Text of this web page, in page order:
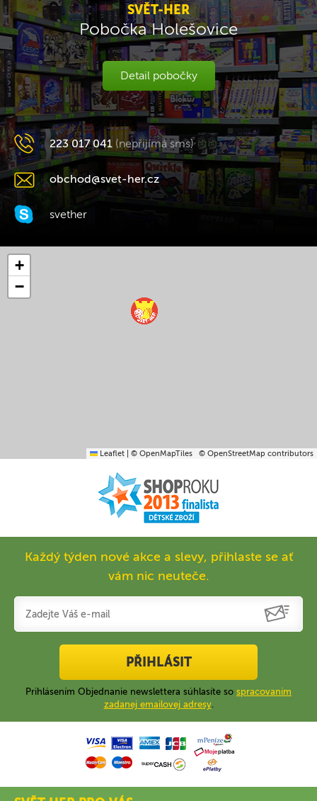
SVĚT-HER
Pobočka Holešovice
Detail pobočky
223 017 041 (nepřijímá sms)
obchod@svet-her.cz
svether
+
−
Leaflet © OpenMapTiles © OpenStreetMap contributors
Každý týden nové akce a slevy, přihlaste se ať
vám nic neuteče.
PŘIHLÁSIT
Prihlásením Objednanie newslettera súhlasíte so spracovaním
zadanej emailovej adresy.